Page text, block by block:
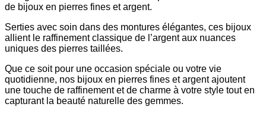
de bijoux en pierres fines et argent.
Serties avec soin dans des montures élégantes, ces bijoux
allient le raffinement classique de l’argent aux nuances
uniques des pierres taillées.
Que ce soit pour une occasion spéciale ou votre vie
quotidienne, nos bijoux en pierres fines et argent ajoutent
une touche de raffinement et de charme à votre style tout en
capturant la beauté naturelle des gemmes.